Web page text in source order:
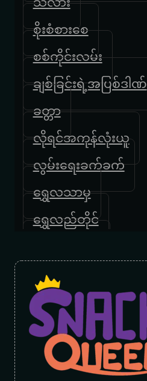
စိုးစံစားစေ
စစ်ကိုင်းလမ်း
ချစ်ခြင်းရဲ့အပြစ်ဒါဏ်
ခတ္တာ
လိုရင်အကုန်လုံးယူ
လွမ်းရေးခက်ခက်
ရွှေလသာမှ
ရွှေလည်တိုင်
ဘယ်သူမှမကောင်းဘူး
ဖိုးသာထူး
နေရာဟောင်းမှာ
နေမွန်းမတည့်ခင်